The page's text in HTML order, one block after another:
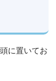
に置いてお